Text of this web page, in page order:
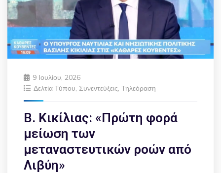
9 Ιουλίου, 2026
Δελτία Τύπου, Συνεντεύξεις, Τηλεόραση
Β. Κικίλιας: «Πρώτη φορά
μείωση των
μεταναστευτικών ροών από
Λιβύη»